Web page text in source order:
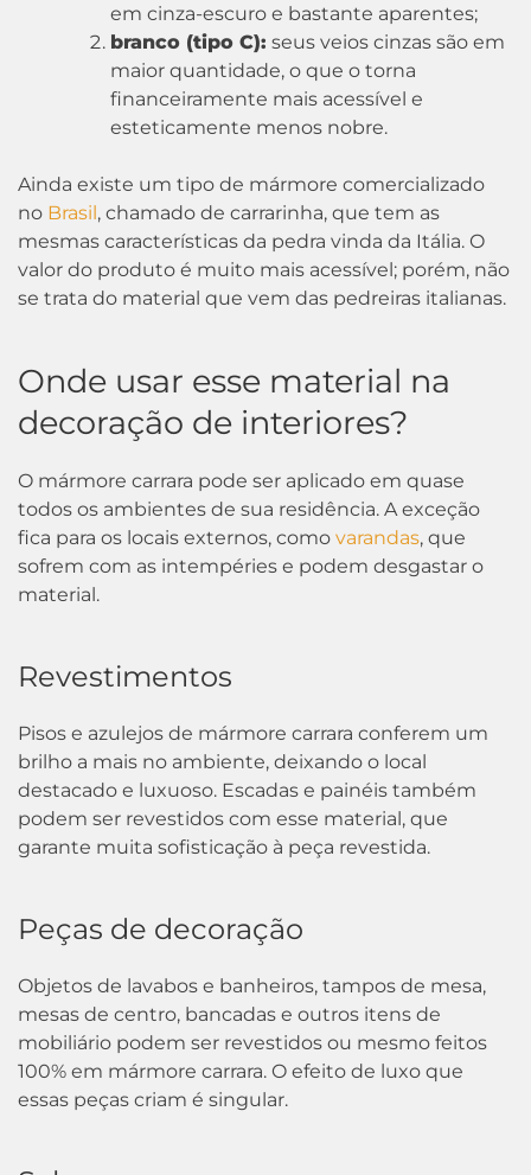
em cinza-escuro e bastante aparentes;
branco (tipo C): seus veios cinzas são em
maior quantidade, o que o torna
financeiramente mais acessível e
esteticamente menos nobre.
Ainda existe um tipo de mármore comercializado
no Brasil, chamado de carrarinha, que tem as
mesmas características da pedra vinda da Itália. O
valor do produto é muito mais acessível; porém, não
se trata do material que vem das pedreiras italianas.
Onde usar esse material na
decoração de interiores?
O mármore carrara pode ser aplicado em quase
todos os ambientes de sua residência. A exceção
fica para os locais externos, como varandas, que
sofrem com as intempéries e podem desgastar o
material.
Revestimentos
Pisos e azulejos de mármore carrara conferem um
brilho a mais no ambiente, deixando o local
destacado e luxuoso. Escadas e painéis também
podem ser revestidos com esse material, que
garante muita sofisticação à peça revestida.
Peças de decoração
Objetos de lavabos e banheiros, tampos de mesa,
mesas de centro, bancadas e outros itens de
mobiliário podem ser revestidos ou mesmo feitos
100% em mármore carrara. O efeito de luxo que
essas peças criam é singular.